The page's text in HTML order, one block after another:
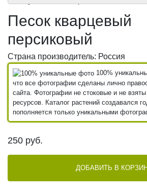
Песок кварцевый
персиковый
Страна производитель: Россия
100%
что все фотографии сделаны лично
сайта. Фотографии не стоковые и не взяты
ресурсов. Каталог растений создавался
пополняется только уникальными
250 руб.
ДОБАВИТЬ В